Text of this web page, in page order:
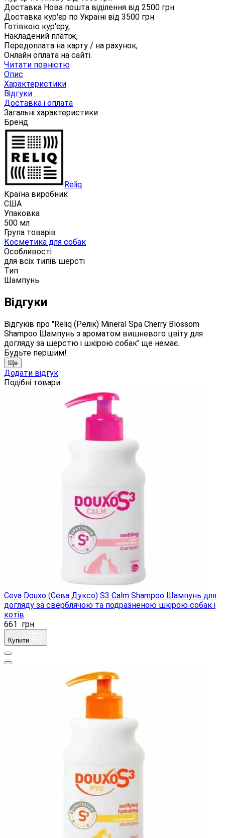
Доставка Нова пошта віділення від 2500 грн
Доставка кур'єр по Україні від 3500 грн
Готівкою кур'єру,
Накладений платіж,
Передоплата на карту / на рахунок,
Онлайн оплата на сайті.
Читати повністю
Опис
Характеристики
Відгуки
Доставка і оплата
Загальні характеристики
Бренд
Reliq
Країна виробник
США
Упаковка
500 мл
Група товарів
Косметика для собак
Особливості
для всіх типів шерсті
Тип
Шампунь
Відгуки
Відгуків про "Reliq (Релік) Mineral Spa Cherry Blossom
Shampoo Шампунь з ароматом вишневого цвіту для
догляду за шерстю і шкірою собак" ще немає.
Будьте першим!
Ще
Додати відгук
Подібні товари
Ceva Douxo (Сева Дуксо) S3 Calm Shampoo Шампунь для
догляду за сверблячою та подразненою шкірою собак і
котів
661 грн
Купити